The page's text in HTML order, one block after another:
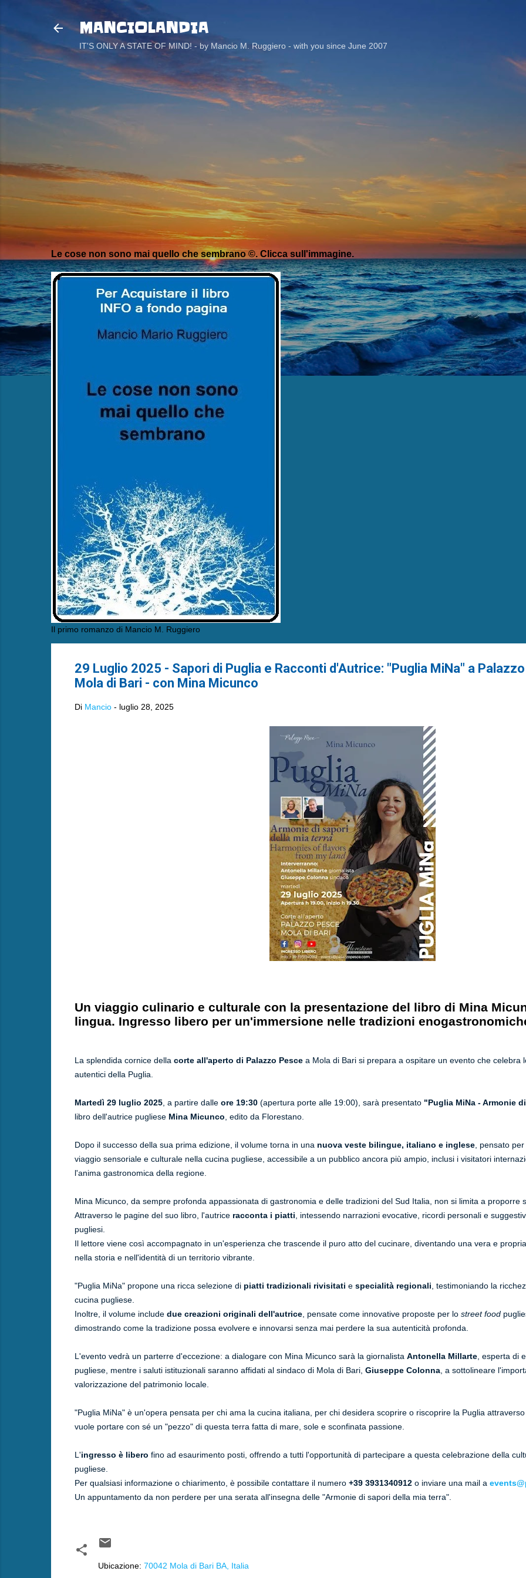
MANCIOLANDIA
IT'S ONLY A STATE OF MIND! - by Mancio M. Ruggiero - with you since June 2007
Le cose non sono mai quello che sembrano ©. Clicca sull'immagine.
Il primo romanzo di Mancio M. Ruggiero
29 Luglio 2025 - Sapori di Puglia e Racconti d'Autrice: "Puglia MiNa" a
Mola di Bari - con Mina Micunco
Di Mancio - luglio 28, 2025
Un viaggio culinario e culturale con la presentazione del libro di Mina
lingua. Ingresso libero per un'immersione nelle tradizioni
La splendida cornice della corte all'aperto di Palazzo Pescea Mola di Bari si prepara a ospitare un evento che celebra
autentici della Puglia.
Martedì 29 luglio 2025, a partire dalle ore 19:30(apertura porte alle 19:00), sarà presentato "Puglia MiNa - Armonie
libro dell'autrice pugliese Mina Micunco , edito da Florestano.
Dopo il successo della sua prima edizione, il volume torna in una nuova veste bilingue, italiano e inglese, pensato
viaggio sensoriale e culturale nella cucina pugliese, accessibile a un pubblico ancora più ampio, inclusi i visitatori
l'anima gastronomica della regione.
Mina Micunco, da sempre profonda appassionata di gastronomia e delle tradizioni del Sud Italia, non si limita a proporre
Attraverso le pagine del suo libro, l'autrice racconta i piatti , intessendo narrazioni evocative, ricordi personali e
pugliesi.
Il lettore viene così accompagnato in un'esperienza che trascende il puro atto del cucinare, diventando una vera e
nella storia e nell'identità di un territorio vibrante.
"Puglia MiNa" propone una ricca selezione di piatti tradizionali rivisitati e specialità regionali , testimoniando la
cucina pugliese.
Inoltre, il volume include due creazioni originali dell'autrice, pensate come innovative proposte per lo street food
dimostrando come la tradizione possa evolvere e innovarsi senza mai perdere la sua autenticità profonda.
L'evento vedrà un parterre d'eccezione: a dialogare con Mina Micunco sarà la giornalista Antonella Millarte, esperta di
pugliese, mentre i saluti istituzionali saranno affidati al sindaco di Mola di Bari, Giuseppe Colonna, a sottolineare
valorizzazione del patrimonio locale.
"Puglia MiNa" è un'opera pensata per chi ama la cucina italiana, per chi desidera scoprire o riscoprire la Puglia
vuole portare con sé un "pezzo" di questa terra fatta di mare, sole e sconfinata passione.
L'ingresso è libero fino ad esaurimento posti, offrendo a tutti l'opportunità di partecipare a questa celebrazione della
pugliese.
Per qualsiasi informazione o chiarimento, è possibile contattare il numero +39 3931340912o inviare una mail a
Un appuntamento da non perdere per una serata all'insegna delle "Armonie di sapori della mia terra".
Ubicazione: 70042 Mola di Bari BA, Italia